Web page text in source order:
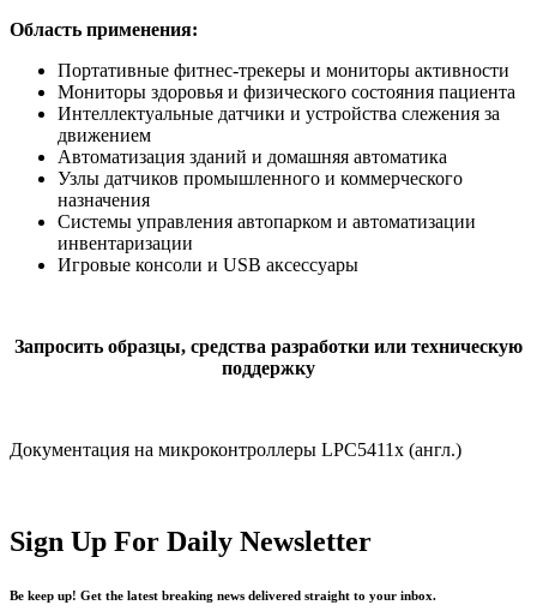
Область применения:
Портативные фитнес-трекеры и мониторы активности
Мониторы здоровья и физического состояния пациента
Интеллектуальные датчики и устройства слежения за
движением
Автоматизация зданий и домашняя автоматика
Узлы датчиков промышленного и коммерческого
назначения
Системы управления автопарком и автоматизации
инвентаризации
Игровые консоли и USB аксессуары
Запросить образцы, средства разработки или техническую
поддержку
Документация на микроконтроллеры LPC5411x (англ.)
Sign Up For Daily Newsletter
Be keep up! Get the latest breaking news delivered straight to your inbox.